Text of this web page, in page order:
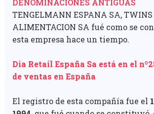
TENGELMANN ESPANA SA, TWINS
ALIMENTACION SA fué como se
esta empresa hace un tiempo.
Dia Retail España Sa está en el
de ventas en España
El registro de esta compañía fue el